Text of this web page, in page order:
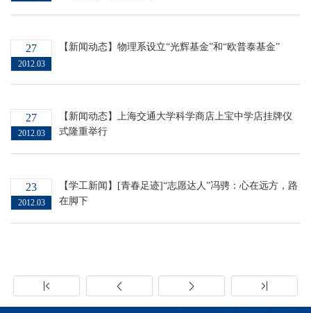
27
2012.03
【新闻动态】物理系设立“光辉基金”和“欧普泰基金”
27
2012.03
【新闻动态】上海交通大学科学商店上宝中学店挂牌仪
式隆重举行
23
2012.03
【学工新闻】[青春足迹]“志愿达人”冯骋：心在远方，路
在脚下